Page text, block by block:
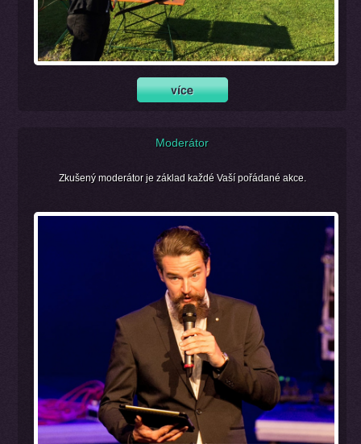
Moderátor
Zkušený moderátor je základ každé Vaší pořádané akce.